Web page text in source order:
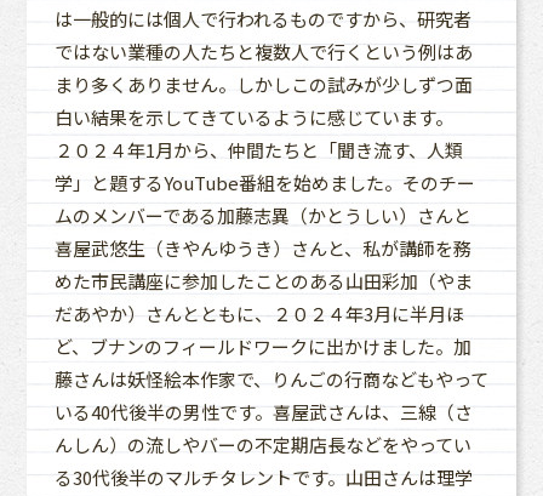
は一般的には個人で行われるものですから、研究者
ではない業種の人たちと複数人で行くという例はあ
まり多くありません。しかしこの試みが少しずつ面
白い結果を示してきているように感じています。
２０２４年1月から、仲間たちと「聞き流す、人類
学」と題するYouTube番組を始めました。そのチー
ムのメンバーである加藤志異（かとうしい）さんと
喜屋武悠生（きやんゆうき）さんと、私が講師を務
めた市民講座に参加したことのある山田彩加（やま
だあやか）さんとともに、２０２４年3月に半月ほ
ど、ブナンのフィールドワークに出かけました。加
藤さんは妖怪絵本作家で、りんごの行商などもやって
いる40代後半の男性です。喜屋武さんは、三線（さ
んしん）の流しやバーの不定期店長などをやってい
る30代後半のマルチタレントです。山田さんは理学